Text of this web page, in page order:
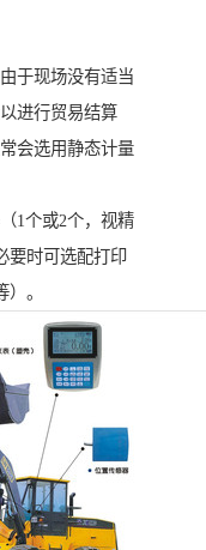
于现场没有适当
进行贸易结算
会选用静态计量
1个或2个，视精
要时可选配打印
。